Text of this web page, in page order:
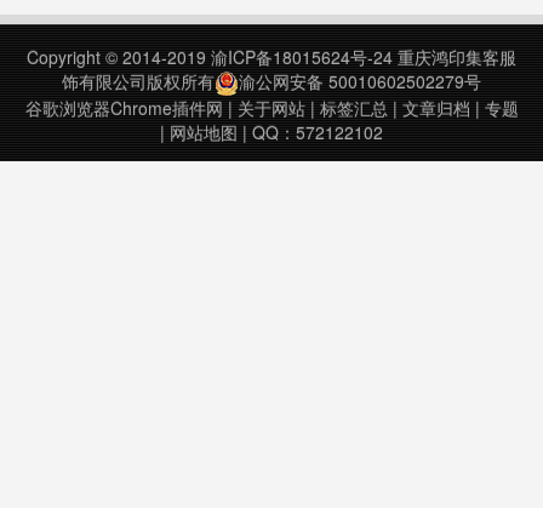
reading books……
日期的任务。您还可以将当前URL
员共享。Asana v2.0.11上次更新日
期……
Copyright © 2014-2019 渝ICP备18015624号-24 重庆鸿印集客服
饰有限公司版权所有
渝公网安备 50010602502279号
谷歌浏览器Chrome插件网 | 关于网站| 标签汇总| 文章归档 | 专题
| 网站地图 | QQ：572122102